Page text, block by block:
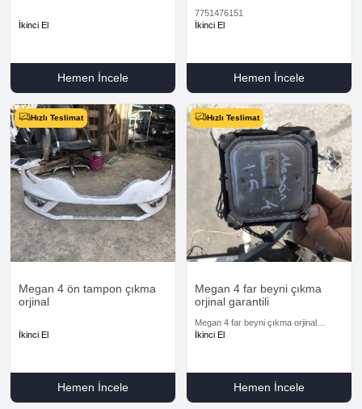
İkinci El
Hemen İncele
7751476151
İkinci El
Hemen İncele
Hızlı Teslimat
Megan 4 ön tampon çıkma
orjinal
İkinci El
Hemen İncele
Hızlı Teslimat
Megan 4 far beyni çıkma
orjinal garantili
Megan 4 far beyni çıkma orjinal
garantili
İkinci El
Hemen İncele